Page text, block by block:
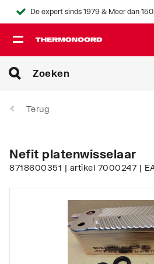
De expert sinds 1979 & Meer dan
Terug
Nefit platenwisselaar
8718600351 | artikel 7000247 |